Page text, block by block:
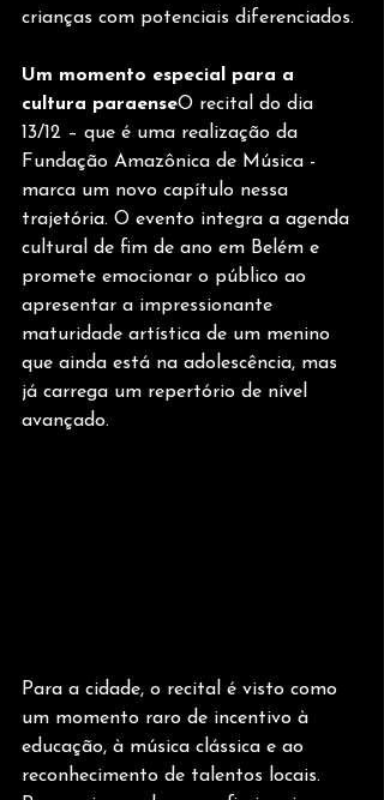
crianças com potenciais diferenciados.
Um momento especial para a
cultura paraenseO recital do dia
13/12 – que é uma realização da
Fundação Amazônica de Música -
marca um novo capítulo nessa
trajetória. O evento integra a agenda
cultural de fim de ano em Belém e
promete emocionar o público ao
apresentar a impressionante
maturidade artística de um menino
que ainda está na adolescência, mas
já carrega um repertório de nível
avançado.
Para a cidade, o recital é visto como
um momento raro de incentivo à
educação, à música clássica e ao
reconhecimento de talentos locais.